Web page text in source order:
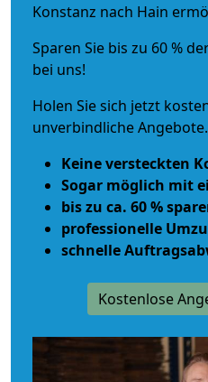
Konstanz nach Hain
Sparen Sie bis zu 60 %
bei uns!
Holen Sie sich jetzt
unverbindliche Angebote.
Keine versteckten
Sogar möglich mit
bis zu ca. 60 %
professionelle
schnelle
Kostenlose